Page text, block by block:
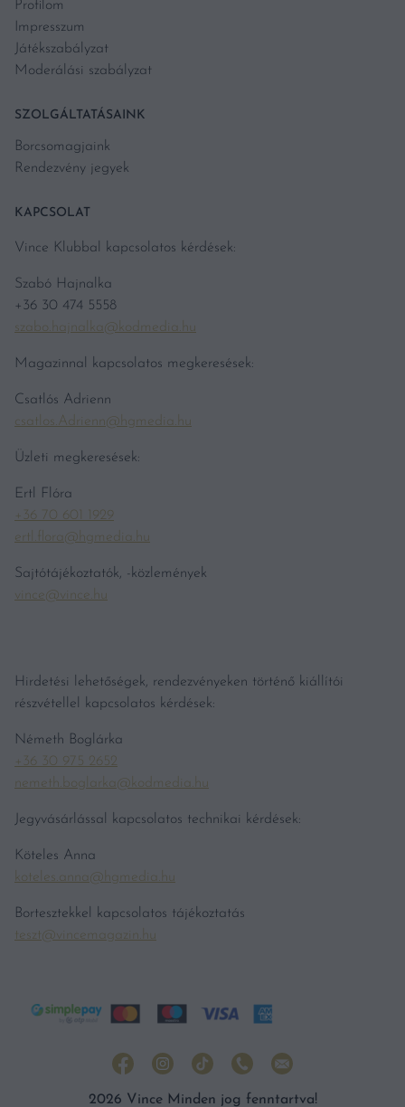
Profilom
Impresszum
Játékszabályzat
Moderálási szabályzat
SZOLGÁLTATÁSAINK
Borcsomagjaink
Rendezvény jegyek
KAPCSOLAT
Vince Klubbal kapcsolatos kérdések:
Szabó Hajnalka
+36 30 474 5558
szabo.hajnalka@kodmedia.hu
Magazinnal kapcsolatos megkeresések:
Csatlós Adrienn
csatlos.Adrienn@hgmedia.hu
Üzleti megkeresések:
Ertl Flóra
+36 70 601 1929
ertl.flora@hgmedia.hu
Sajtótájékoztatók, -közlemények
vince@vince.hu
Hirdetési lehetőségek, rendezvényeken történő kiállítói
részvétellel kapcsolatos kérdések:
Németh Boglárka
+36 30 975 2652
nemeth.boglarka@kodmedia.hu
Jegyvásárlással kapcsolatos technikai kérdések:
Köteles Anna
koteles.anna@hgmedia.hu
Bortesztekkel kapcsolatos tájékoztatás
teszt@vincemagazin.hu
2026 Vince Minden jog fenntartva!